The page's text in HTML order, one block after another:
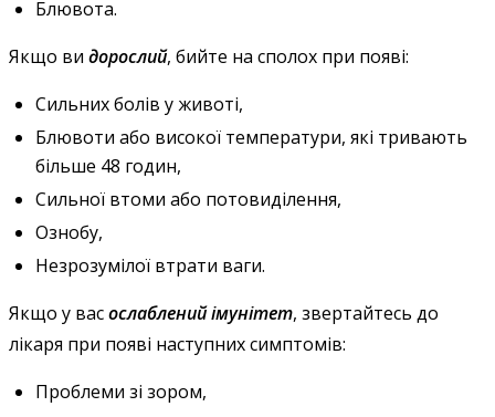
Блювота.
Якщо ви дорослий, бийте на сполох при появі:
Сильних болів у животі,
Блювоти або високої температури, які тривають
більше 48 годин,
Сильної втоми або потовиділення,
Ознобу,
Незрозумілої втрати ваги.
Якщо у васослаблений імунітет, звертайтесь до
лікаря при появі наступних симптомів:
Проблеми зі зором,